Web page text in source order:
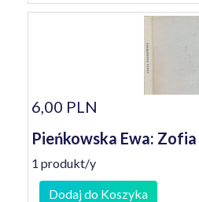
6,00 PLN
Pieńkowska Ewa:
1 produkt/y
Dodaj do Koszyka